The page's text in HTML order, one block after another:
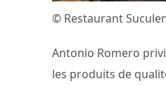
© Restaurant
Antonio Romero
les produits de